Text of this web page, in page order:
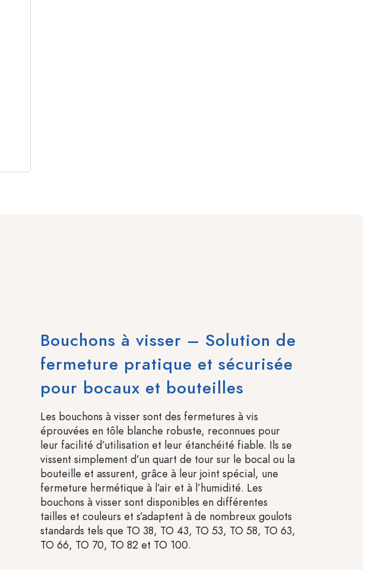
Bouchons à visser – Solution de
fermeture pratique et sécurisée
pour bocaux et bouteilles
Les bouchons à visser sont des fermetures à vis
éprouvées en tôle blanche robuste, reconnues pour
leur facilité d’utilisation et leur étanchéité fiable. Ils se
vissent simplement d’un quart de tour sur le bocal ou la
bouteille et assurent, grâce à leur joint spécial, une
fermeture hermétique à l’air et à l’humidité. Les
bouchons à visser sont disponibles en différentes
tailles et couleurs et s’adaptent à de nombreux goulots
standards tels que TO 38, TO 43, TO 53, TO 58, TO 63,
TO 66, TO 70, TO 82 et TO 100.